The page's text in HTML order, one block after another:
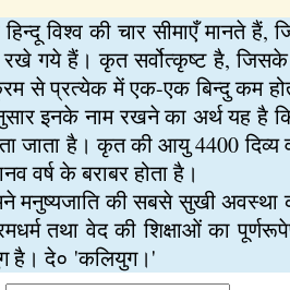
हिन्दू विश्व की चार सीमाएँ
गये हैं। कृत सर्वोत्कृष्ट है, जिसके
से प्रत्येक में एक-एक बिन्दु कम
इनके नाम रखने का अर्थ यह है
जाता है। कृत की आयु 4400 दिव्य
वर्ष के बराबर होता है।
मनुष्यजाति की सबसे सुखी अवस्था
तथा वेद की शिक्षाओं का
है। दे० 'कलियुग।'